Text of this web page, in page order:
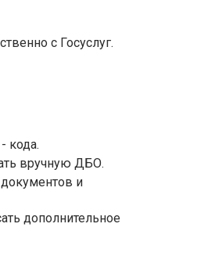
с Госуслуг.
кода.
вручную ДБО.
и
дополнительное